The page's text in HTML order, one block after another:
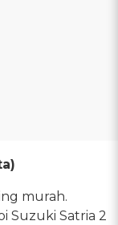
murah.
Suzuki Satria 2